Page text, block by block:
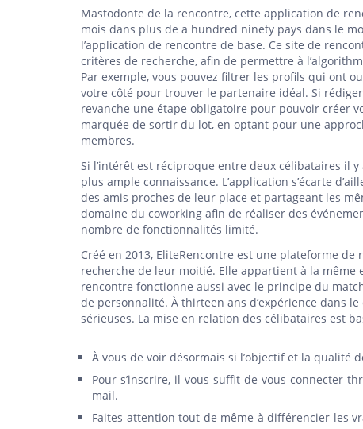
Mastodonte de la rencontre, cette application de
mois dans plus de a hundred ninety pays dans le
l’application de rencontre de base. Ce site de
critères de recherche, afin de permettre à
Par exemple, vous pouvez filtrer les profils qui ont
votre côté pour trouver le partenaire idéal. Si
revanche une étape obligatoire pour pouvoir créer
marquée de sortir du lot, en optant pour une
membres.
Si l’intérêt est réciproque entre deux célibataires il
plus ample connaissance. L’application s’écarte
des amis proches de leur place et partageant les
domaine du coworking afin de réaliser des
nombre de fonctionnalités limité.
Créé en 2013, EliteRencontre est une plateforme
recherche de leur moitié. Elle appartient à la même
rencontre fonctionne aussi avec le principe du
de personnalité. À thirteen ans d’expérience dans
sérieuses. La mise en relation des célibataires est
À vous de voir désormais si l’objectif et la qualité
Pour s’inscrire, il vous suffit de vous connecter
mail.
Faites attention tout de même à différencier les